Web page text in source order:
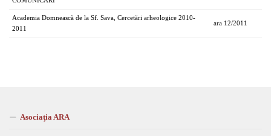
Academia Domnească de la Sf. Sava, Cercetări arheologice 2010-
2011
ara 12/2011
Asociaţia ARA